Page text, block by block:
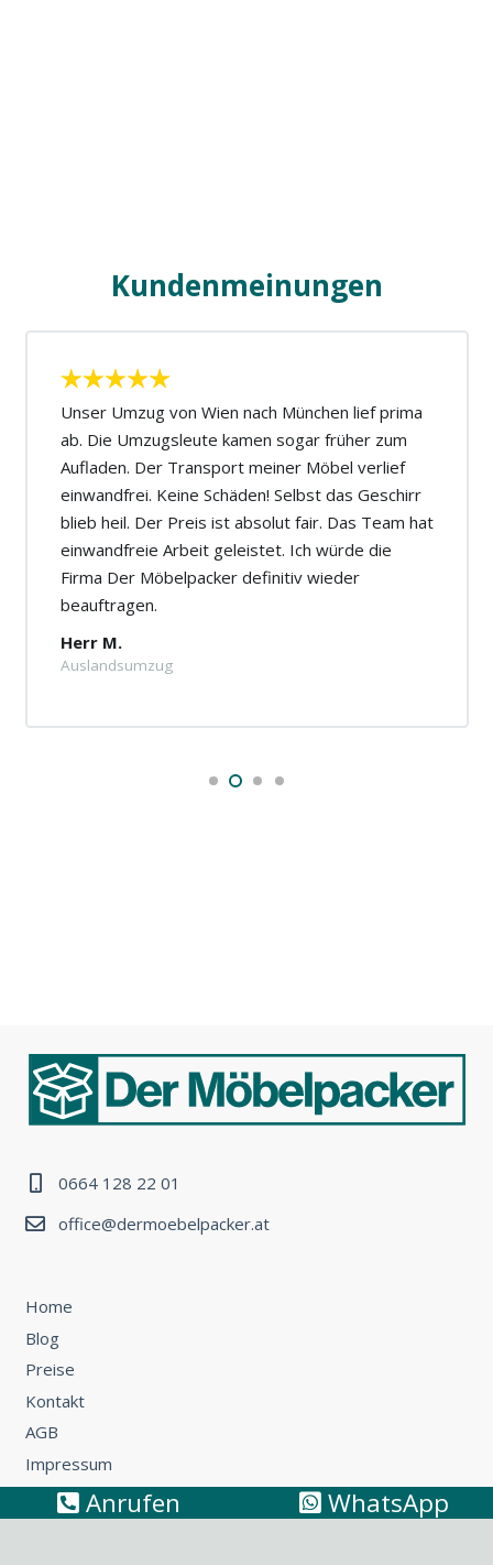
Kundenmeinungen
Unser Umzug von Wien nach München lief prima
ab. Die Umzugsleute kamen sogar früher zum
Aufladen. Der Transport meiner Möbel verlief
einwandfrei. Keine Schäden! Selbst das Geschirr
blieb heil. Der Preis ist absolut fair. Das Team hat
einwandfreie Arbeit geleistet. Ich würde die
Firma Der Möbelpacker definitiv wieder
beauftragen.
Herr M.
Auslandsumzug
0664 128 22 01
office@dermoebelpacker.at
Home
Blog
Preise
Kontakt
AGB
Impressum
Umzug Wien – Österreich: So können Sie günstig umziehen
Anrufen WhatsApp